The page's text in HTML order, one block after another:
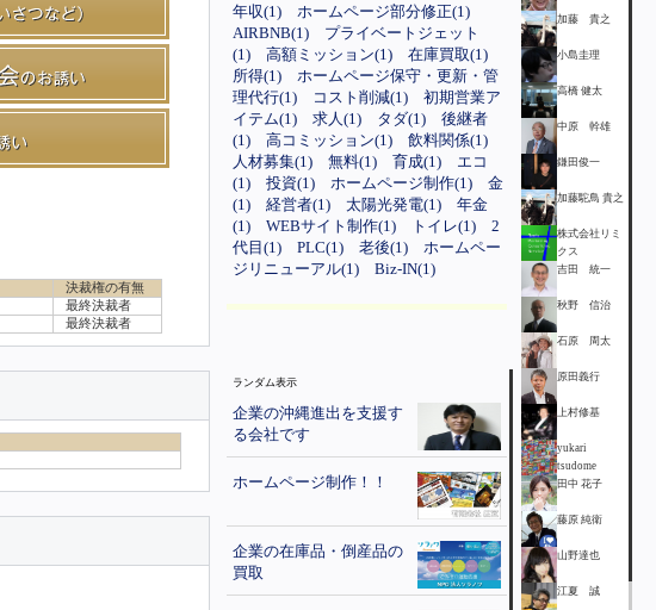
決裁権の有無
最終決裁者
最終決裁者
年収(1)
ホームページ部分修正(1)
AIRBNB(1)
プライベートジェット
(1)
高額ミッション(1)
在庫買取(1)
所得(1)
ホームページ保守・更新・管
理代行(1)
コスト削減(1)
初期営業ア
イテム(1)
求人(1) タダ(1)
後継者
(1)
高コミッション(1)
飲料関係(1)
人材募集(1)
無料(1) 育成(1)
エコ
(1)
投資(1) ホームページ制作(1)
金
(1)
経営者(1) 太陽光発電(1)
年金
(1)
WEBサイト制作(1) トイレ(1)
2
代目(1)
PLC(1) 老後(1)
ホームペー
ジリニューアル(1)
Biz-IN(1)
ランダム表示
企業の沖縄進出を支援す
る会社です
ホームページ制作！！
企業の在庫品・倒産品の
買取
加藤 貴之
小島圭理
高橋 健太
中原 幹雄
鎌田俊一
加藤駝鳥 貴之
株式会社リミ
クス
吉田 統一
秋野 信治
石原 周太
原田義行
上村修基
yukari
tsudome
田中 花子
藤原 純衛
山野達也
江夏 誠